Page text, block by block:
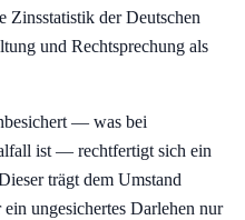
der Deutschen
und Rechtsprechung als
— was bei
ist — rechtfertigt sich ein
trägt dem Umstand
ungesichertes Darlehen nur